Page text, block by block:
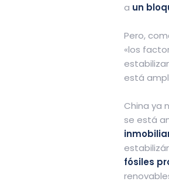
a un
Pero,
«los
está
China ya
se está
fósiles